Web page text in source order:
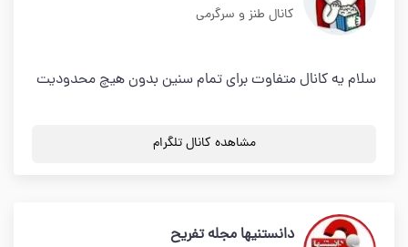
کانال طنز و سرگرمی
سلام یه کانال متفاوت برای تمام سنین بدون هیچ محدودیت
مشاهده کانال تلگرام
دانستنیها مجله تفریح